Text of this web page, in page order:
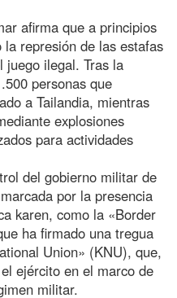
afirma que a principios
represión de las estafas
juego ilegal. Tras la
personas que
a Tailandia, mientras
explosiones
para actividades
del gobierno militar de
por la presencia
karen, como la «Border
ha firmado una tregua
Union» (KNU), que,
ejército en el marco de
militar.